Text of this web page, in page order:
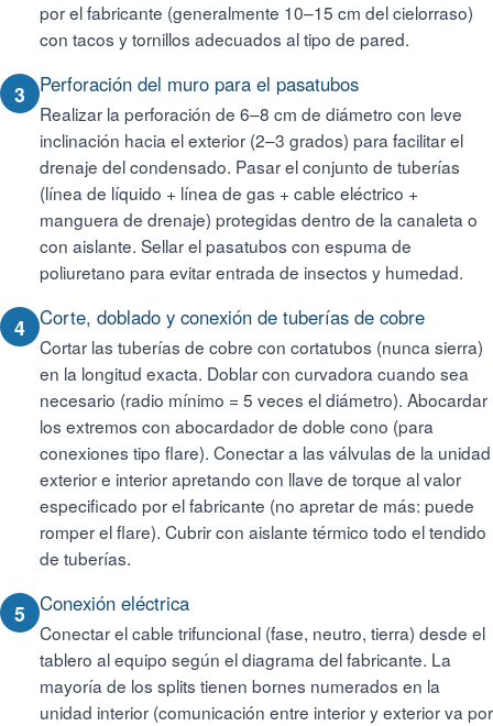
por el fabricante (generalmente 10–15 cm del cielorraso)
con tacos y tornillos adecuados al tipo de pared.
3 Perforación del muro para el pasatubos
Realizar la perforación de 6–8 cm de diámetro con leve
inclinación hacia el exterior (2–3 grados) para facilitar el
drenaje del condensado. Pasar el conjunto de tuberías
(línea de líquido + línea de gas + cable eléctrico +
manguera de drenaje) protegidas dentro de la canaleta o
con aislante. Sellar el pasatubos con espuma de
poliuretano para evitar entrada de insectos y humedad.
4 Corte, doblado y conexión de tuberías de cobre
Cortar las tuberías de cobre con cortatubos (nunca sierra)
en la longitud exacta. Doblar con curvadora cuando sea
necesario (radio mínimo = 5 veces el diámetro). Abocardar
los extremos con abocardador de doble cono (para
conexiones tipo flare). Conectar a las válvulas de la unidad
exterior e interior apretando con llave de torque al valor
especificado por el fabricante (no apretar de más: puede
romper el flare). Cubrir con aislante térmico todo el tendido
de tuberías.
5 Conexión eléctrica
Conectar el cable trifuncional (fase, neutro, tierra) desde el
tablero al equipo según el diagrama del fabricante. La
mayoría de los splits tienen bornes numerados en la
unidad interior (comunicación entre interior y exterior va por